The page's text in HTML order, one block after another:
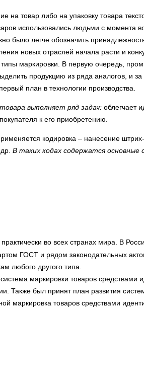
на товар либо на упаковку товара
использовались людьми с момента
было легче обозначить
новых отраслей начала расти и
типы маркировки. В первую очередь,
продукцию из ряда аналогов, и за
план в технологии производства.
выполняет ряд задач: облегчает
к его приобретению.
кодировка – нанесение
В таких кодах содержатся основные
во всех странах мира. В
ГОСТ и рядом законодательных
любого другого типа.
маркировки товаров средствами
Также был принят план развития
маркировка товаров средствами